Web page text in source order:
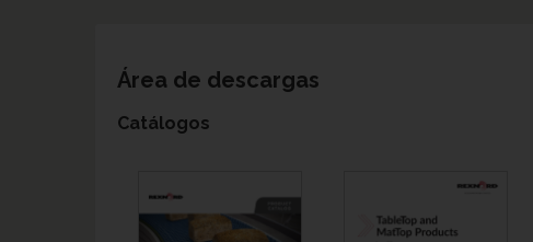
Área de descargas
Catálogos